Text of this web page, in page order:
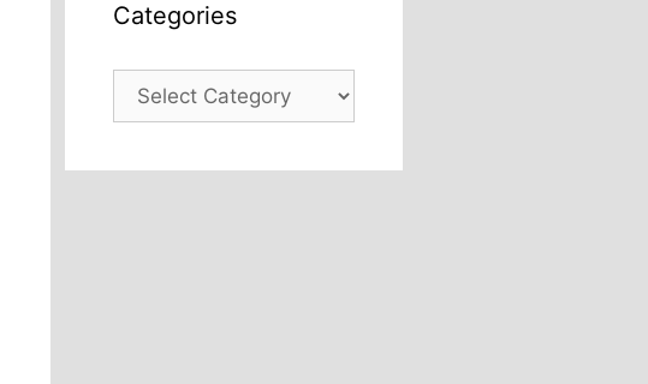
Categories
Categories